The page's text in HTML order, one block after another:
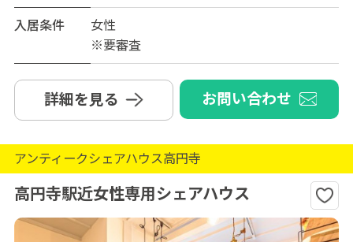
入居条件
女性
※要審査
詳細を見る お問い合わせ
アンティークシェアハウス高円寺
高円寺駅近女性専用シェアハウス